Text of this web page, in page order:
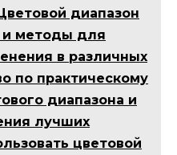
диапазон
и методы для
в различных
по практическому
диапазона и
лучших
цветовой